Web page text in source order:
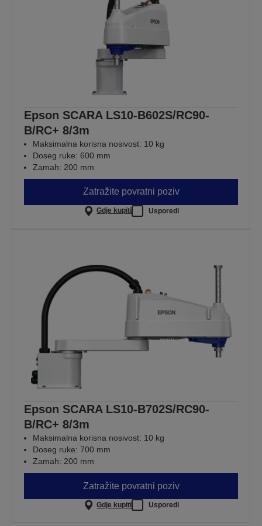
Epson SCARA LS10-B602S/RC90-
B/RC+ 8/3m
Maksimalna korisna nosivost: 10 kg
Doseg ruke: 600 mm
Zamah: 200 mm
Zatražite povratni poziv
Gdje kupiti Usporedi
Epson SCARA LS10-B702S/RC90-
B/RC+ 8/3m
Maksimalna korisna nosivost: 10 kg
Doseg ruke: 700 mm
Zamah: 200 mm
Zatražite povratni poziv
Gdje kupiti Usporedi